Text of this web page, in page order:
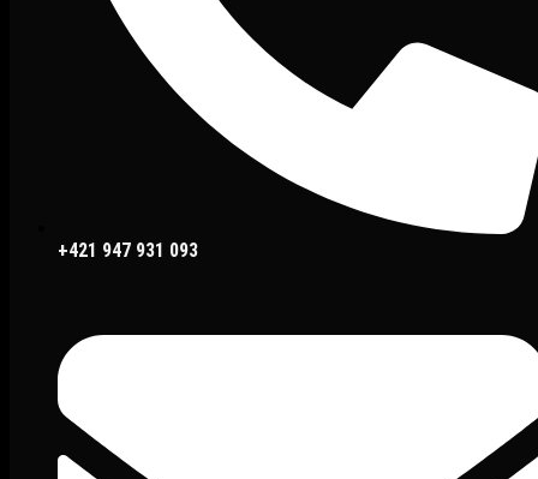
+421 947 931 093